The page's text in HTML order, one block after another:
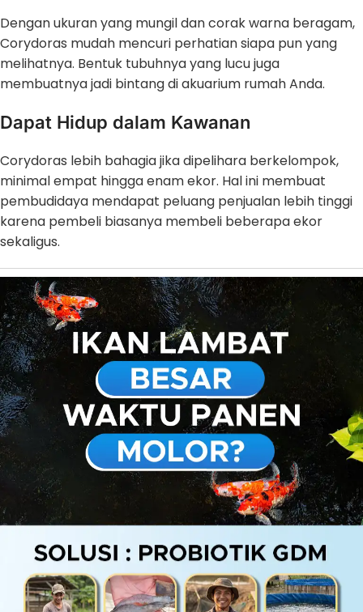
Dengan ukuran yang mungil dan corak warna beragam,
Corydoras mudah mencuri perhatian siapa pun yang
melihatnya. Bentuk tubuhnya yang lucu juga
membuatnya jadi bintang di akuarium rumah Anda.
Dapat Hidup dalam Kawanan
Corydoras lebih bahagia jika dipelihara berkelompok,
minimal empat hingga enam ekor. Hal ini membuat
pembudidaya mendapat peluang penjualan lebih tinggi
karena pembeli biasanya membeli beberapa ekor
sekaligus.